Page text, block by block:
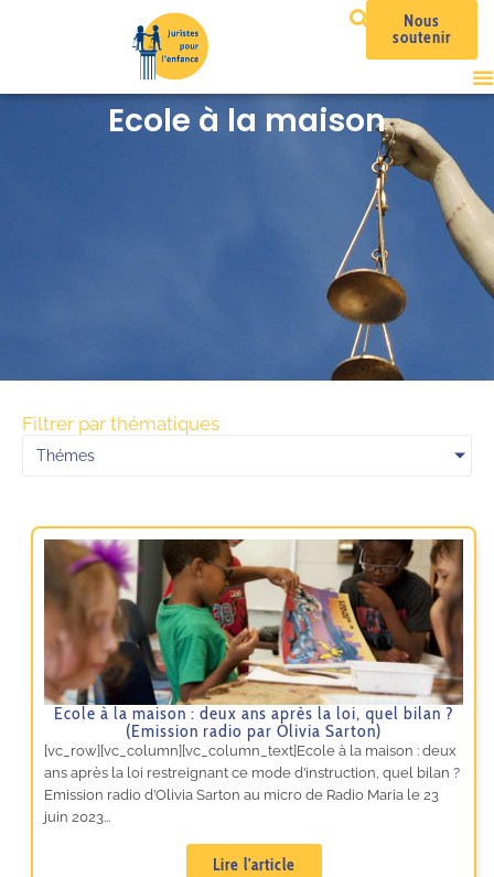
Nous
soutenir
Ecole à la maison
Filtrer par thématiques
Thémes
Ecole à la maison : deux ans après la loi, quel bilan ?
(Emission radio par Olivia Sarton)
[vc_row][vc_column][vc_column_text]Ecole à la maison : deux
ans après la loi restreignant ce mode d’instruction, quel bilan ?
Emission radio d’Olivia Sarton au micro de Radio Maria le 23
juin 2023...
Lire l'article